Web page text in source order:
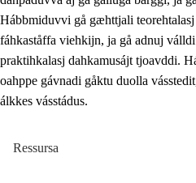
Hábbmiduvvi gå gæhttjali
fáhkaståffa viehkijn, ja gå adnuj
praktihkalasj dahkamusájt tjoavddi.
oahppe gávnadi gåktu duolla
álkkes vásstádus.
Ressursa